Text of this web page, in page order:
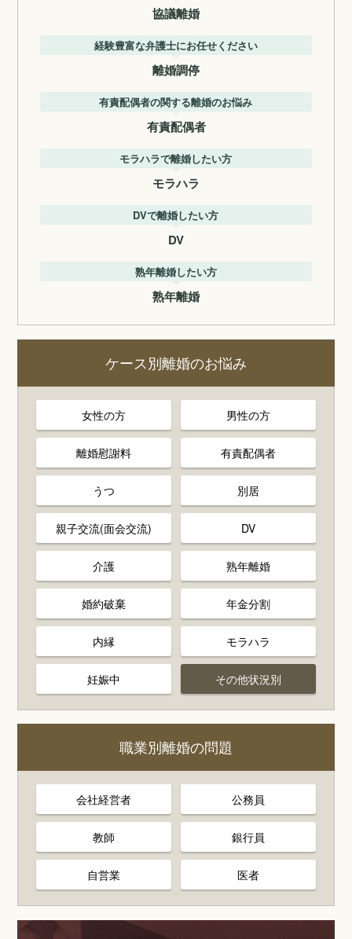
協議離婚
経験豊富な弁護士にお任せください
離婚調停
有責配偶者の関する離婚のお悩み
有責配偶者
モラハラで離婚したい方
モラハラ
DVで離婚したい方
DV
熟年離婚したい方
熟年離婚
ケース別離婚のお悩み
女性の方 男性の方
離婚慰謝料 有責配偶者
うつ 別居
親子交流(面会交流) DV
介護 熟年離婚
婚約破棄 年金分割
内縁 モラハラ
妊娠中 その他状況別
職業別離婚の問題
会社経営者 公務員
教師 銀行員
自営業 医者